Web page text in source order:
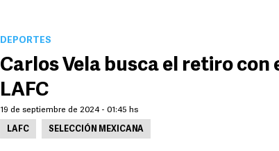
DEPORTES
Carlos Vela busca el retiro con
LAFC
19 de septiembre de 2024 - 01:45 hs
LAFC SELECCIÓN MEXICANA